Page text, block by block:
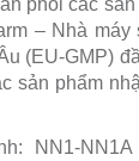
– Nhà
(EU-GMP)
sản phẩm
NN1-